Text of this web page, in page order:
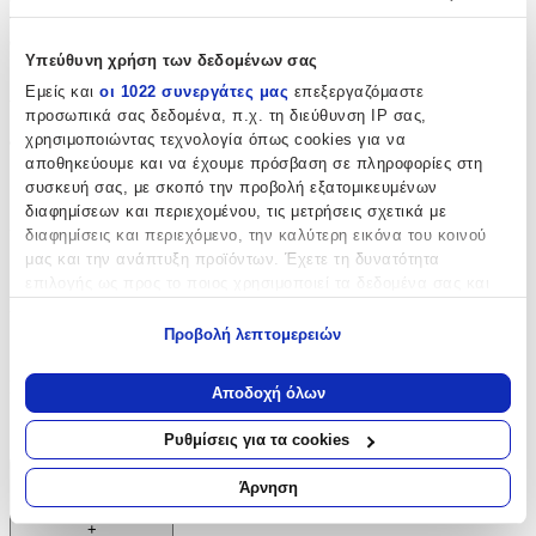
Υπεύθυνη χρήση των δεδομένων σας
Εμείς και οι 1022 συνεργάτες μας επεξεργαζόμαστε
προσωπικά σας δεδομένα, π.χ. τη διεύθυνση IP σας,
χρησιμοποιώντας τεχνολογία όπως cookies για να
αποθηκεύουμε και να έχουμε πρόσβαση σε πληροφορίες στη
συσκευή σας, με σκοπό την προβολή εξατομικευμένων
διαφημίσεων και περιεχομένου, τις μετρήσεις σχετικά με
διαφημίσεις και περιεχόμενο, την καλύτερη εικόνα του κοινού
μας και την ανάπτυξη προϊόντων. Έχετε τη δυνατότητα
Να συλλέξουμε πληροφορίες σχετικά με τη γεωγραφική
σας τοποθεσία, οι οποίες μπορεί να είναι ακριβείς σε
απόσταση μερικών μέτρων
Να αναγνωρίσουμε τη συσκευή σας σαρώνοντας ενεργά
για συγκεκριμένα χαρακτηριστικά (δακτυλικό αποτύπωμα)
Μάθετε περισσότερα σχετικά με τον τρόπο επεξεργασίας των
προσωπικών σας δεδομένων και καθορίστε τις προτιμήσεις σας
Προβολή λεπτομερειών
Αποδοχή όλων
Ρυθμίσεις για τα cookies
Άρνηση
προσδίδει μια κλασική και διαχρονική εμφάνιση, καθιστώντας το
Χαρακτηριστικά
Φύλο:
Αγόρι
Χρώμα:
Λευκό
Κατασκευαστής
Lina Baby
+